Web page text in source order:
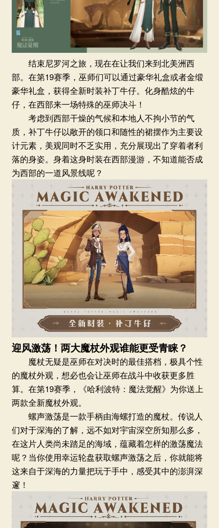
结束尼罗河之旅，现在在让我们来到北美洲西
部。在第19赛季，巫师们可以通过豪华礼盒或者金缎
豪华礼盒，获得全新时装补丁牛仔。化身酷炫的牛
仔，在西部来一场特殊的巫师决斗！
考虑到西部干燥的气候和本地人不拘小节的气
质，补丁牛仔以敞开的领口和随性的裙摆作为主要设
计元素，美观同时不乏实用，充分展现出了穿着者利
落的身姿。身着这身时装在西部漫游，不知道能否成
为西部的一道风景线呢？
迎风激荡！两大魔杖外观谁能更受青睐？
魔杖无疑是巫师在对决时的最佳搭档，极具个性
的魔杖外观，想必也会让巫师在战斗中收获更多胜
算。在第19赛季，《哈利波特：魔法觉醒》为你送上
两款全新魔杖外观。
螺声激荡是一款手柄由海螺打造的魔杖。传说人
们对于深海的了解，远不如对宇宙深空所知那么多，
在这片人类尚未踏足的海域，蕴藏着怎样的激荡魔法
呢？当你使用幸运轮盘获取螺声激荡之后，你就能将
这来自于深海的力量把玩于手中，感受其中的澎湃深
邃！